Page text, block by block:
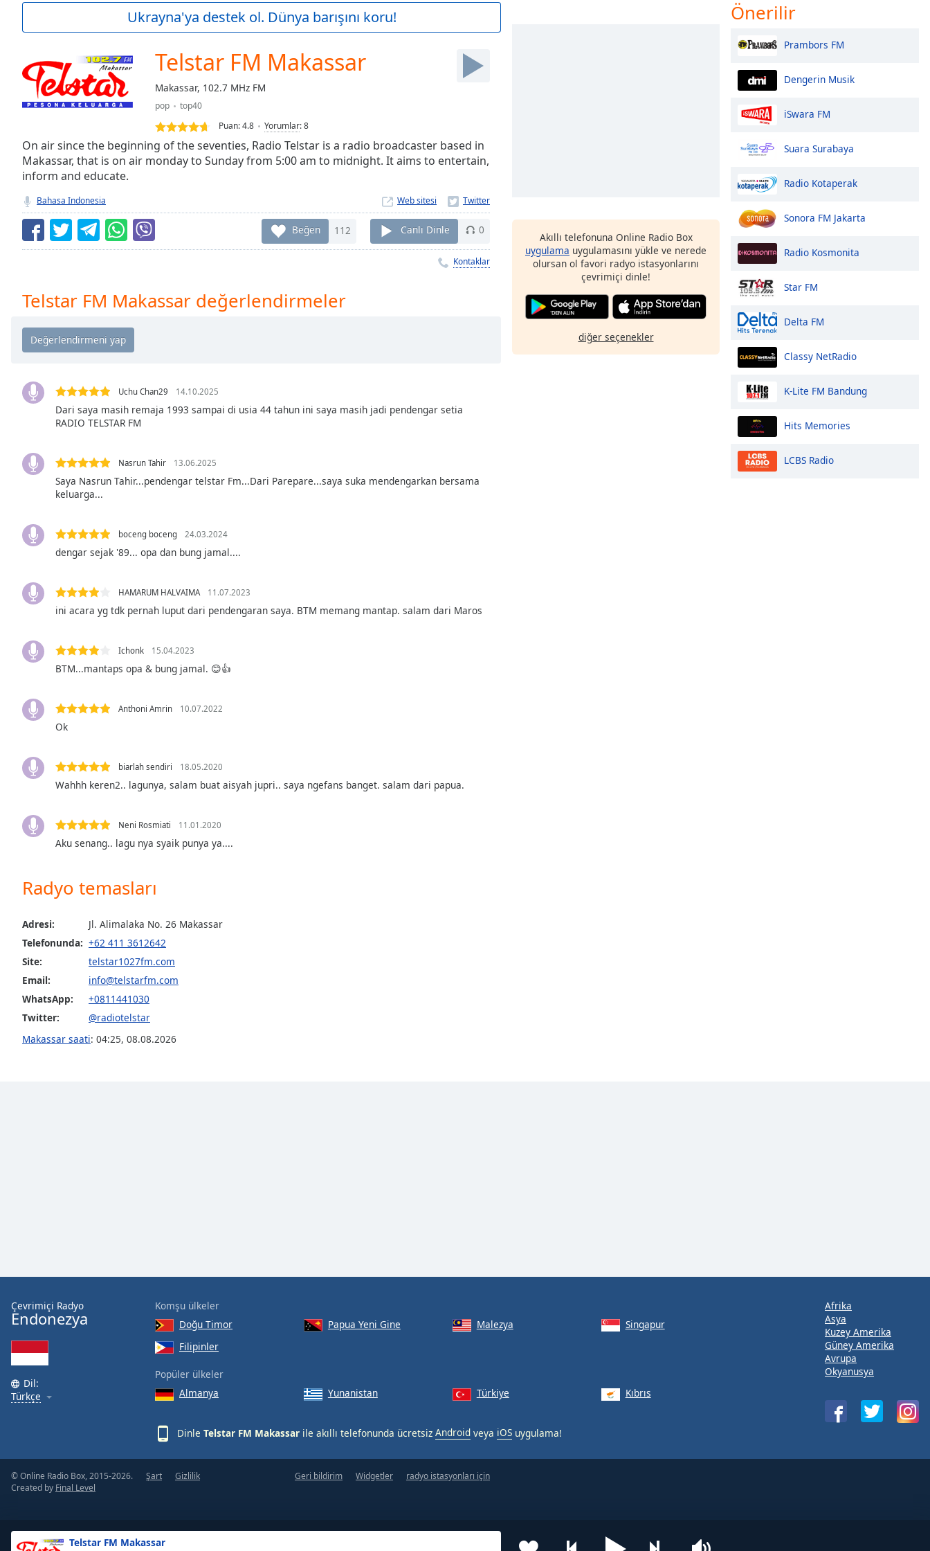
Current
Loaded:
0.00%
Stream
Seek to
currently
behind
Remaining
Time-
Chapters
descriptions
off
selected
Subtitles
subtitles
settings,
subtitles
settings
dialog
off,
selected
Picture-
Fullscreen
modal
window.
dialog
cancel
close
window.
Color
Opacity
Font
Size
Text
Edge
Close
Telstar FM Makassar
Ukrayna'ya destek ol. Dünya barışını koru!
Telstar FM Makassar
Makassar, 102.7 MHz FM
pop
top40
Puan:4.8 Yorumlar:8
On air since the beginning of the seventies, Radio Telstar is a radio broadcaster based in
Makassar, that is on air monday to Sunday from 5:00 am to midnight. It aims to entertain,
inform and educate.
Bahasa Indonesia Web sitesi
Beğen 112 Canlı Dinle 0
Kontaklar
Telstar FM Makassar değerlendirmeler
Uchu Chan29 14.10.2025
Dari saya masih remaja 1993 sampai di usia 44 tahun ini saya masih jadi pendengar setia
RADIO TELSTAR FM
Nasrun Tahir 13.06.2025
Saya Nasrun Tahir...pendengar telstar Fm...Dari Parepare...saya suka mendengarkan bersama
keluarga...
boceng boceng 24.03.2024
dengar sejak '89... opa dan bung jamal....
HAMARUM HALVAIMA 11.07.2023
ini acara yg tdk pernah luput dari pendengaran saya. BTM memang mantap. salam dari Maros
Ichonk 15.04.2023
BTM...mantaps opa & bung jamal. 😊👍
Anthoni Amrin 10.07.2022
Ok
biarlah sendiri 18.05.2020
Wahhh keren2.. lagunya, salam buat aisyah jupri.. saya ngefans banget. salam dari papua.
Neni Rosmiati 11.01.2020
Aku senang.. lagu nya syaik punya ya....
Radyo temasları
Adresi:
Jl. Alimalaka No. 26 Makassar
Telefonunda: +62 411 3612642
Site:
telstar1027fm.com
Email:
info@telstarfm.com
WhatsApp:
+0811441030
Twitter:
@radiotelstar
Makassar saati: 04:25, 08.08.2026
Akıllı telefonuna Online Radio Box
uygulama uygulamasını yükle ve nerede
olursan ol favori radyo istasyonlarını
çevrimiçi dinle!
diğer seçenekler
Önerilir
Prambors FM
Dengerin Musik
iSwara FM
Suara Surabaya
Radio Kotaperak
Sonora FM Jakarta
Radio Kosmonita
Star FM
Delta FM
Classy NetRadio
K-Lite FM Bandung
Hits Memories
LCBS Radio
Çevrimiçi Radyo
Endonezya
Dil:
Türkçe
Komşu ülkeler
Doğu Timor
Papua Yeni Gine Malezya
Singapur
Filipinler
Popüler ülkeler
Almanya
Yunanistan Türkiye Kıbrıs
Dinle Telstar FM Makassar ile akıllı telefonunda ücretsiz Android veya iOS uygulama!
Afrika
Asya
Kuzey Amerika
Güney Amerika
Avrupa
Okyanusya
© Online Radio Box, 2015-2026.
Created by Final Level
Şart Gizlilik Geri bildirim Widgetler radyo istasyonları için